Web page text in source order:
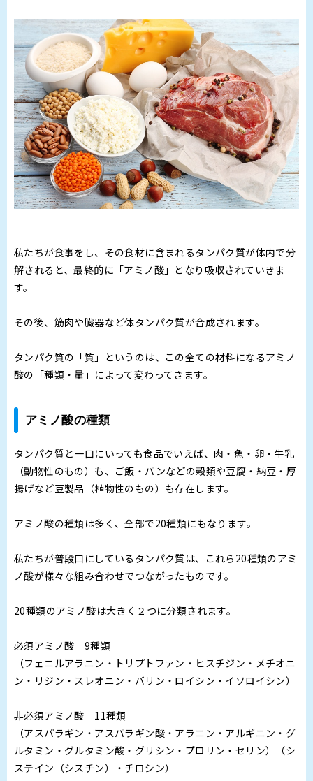
私たちが食事をし、その食材に含まれるタンパク質が体内で分
解されると、最終的に「アミノ酸」となり吸収されていきま
す。
その後、筋肉や臓器など体タンパク質が合成されます。
タンパク質の「質」というのは、この全ての材料になるアミノ
酸の「種類・量」によって変わってきます。
アミノ酸の種類
タンパク質と一口にいっても食品でいえば、肉・魚・卵・牛乳
（動物性のもの）も、ご飯・パンなどの穀類や豆腐・納豆・厚
揚げなど豆製品（植物性のもの）も存在します。
アミノ酸の種類は多く、全部で20種類にもなります。
私たちが普段口にしているタンパク質は、これら20種類のアミ
ノ酸が様々な組み合わせでつながったものです。
20種類のアミノ酸は大きく２つに分類されます。
必須アミノ酸 9種類
（フェニルアラニン・トリプトファン・ヒスチジン・メチオニ
ン・リジン・スレオニン・バリン・ロイシン・イソロイシン）
非必須アミノ酸 11種類
（アスパラギン・アスパラギン酸・アラニン・アルギニン・グ
ルタミン・グルタミン酸・グリシン・プロリン・セリン）（シ
ステイン（シスチン）・チロシン）